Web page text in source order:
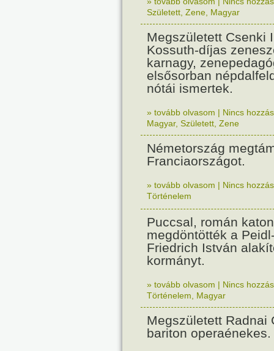
Született Zene Magyar
Megszületett Csenki
Kossuth-díjas
karnagy,
elsősorban
nótái ismertek.
» tovább olvasom | Nincs
Magyar, Született Zene
Németország
Franciaországot.
» tovább olvasom | Nincs
Történelem
Puccsal, román
megdöntötték a
Friedrich István
kormányt.
» tovább olvasom | Nincs
Történelem
Magyar
Megszületett Radnai
bariton operaénekes.